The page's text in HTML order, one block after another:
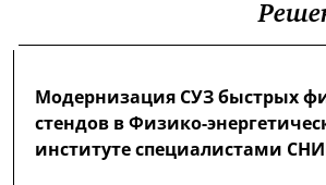
Модернизация СУЗ быстрых
стендов в Физико-
институте специалистами